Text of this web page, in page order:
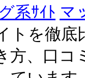
系ｻｲﾄ マ
トを徹底
方、口コ